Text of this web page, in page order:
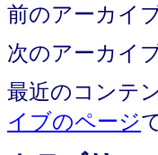
前のアーカイ
次のアーカイ
最近のコンテ
イブのページ